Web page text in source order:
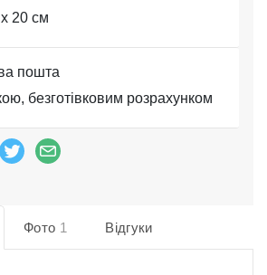
20 см
пошта
безготівковим розрахунком
Фото 1 Відгуки